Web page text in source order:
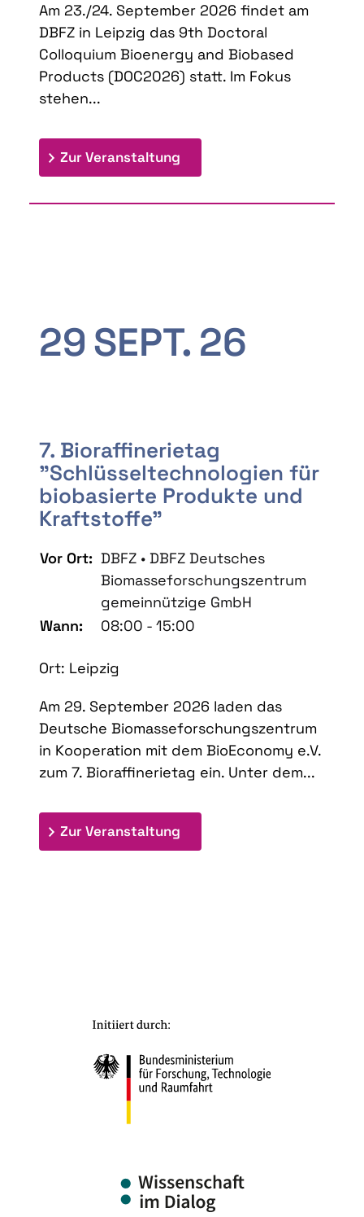
Am 23./24. September 2026 findet am
DBFZ in Leipzig das 9th Doctoral
Colloquium Bioenergy and Biobased
Products (DOC2026) statt. Im Fokus
stehen...
Zur Veranstaltung
29SEPT. 26
7. Bioraffinerietag
"Schlüsseltechnologien für
biobasierte Produkte und
Kraftstoffe"
Vor Ort: DBFZ • DBFZ Deutsches
Biomasseforschungszentrum
gemeinnützige GmbH
Wann:
08:00 - 15:00
Ort: Leipzig
Am 29. September 2026 laden das
Deutsche Biomasseforschungszentrum
in Kooperation mit dem BioEconomy e.V.
zum 7. Bioraffinerietag ein. Unter dem...
Zur Veranstaltung